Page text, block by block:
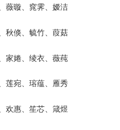
薇暶、窕霁、嫒洁
秋倏、毓竹、葭菇
家婘、绫衣、薇莼
莲宛、瑢蕴、雁秀
欢惠、笙芯、箴煜